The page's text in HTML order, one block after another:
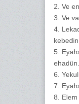
2. Ve
3. Ve
4.
5.
ehadün.
6.
7.
8.